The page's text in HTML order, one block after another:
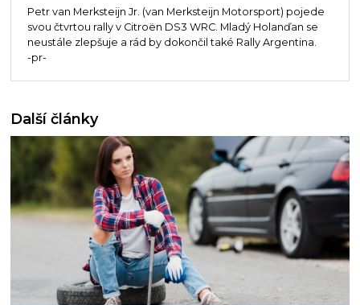
Petr van Merksteijn Jr. (van Merksteijn Motorsport) pojede
svou čtvrtou rally v Citroën DS3 WRC. Mladý Holanďan se
neustále zlepšuje a rád by dokončil také Rally Argentina.
-pr-
Další články